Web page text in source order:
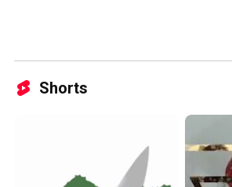
Shorts